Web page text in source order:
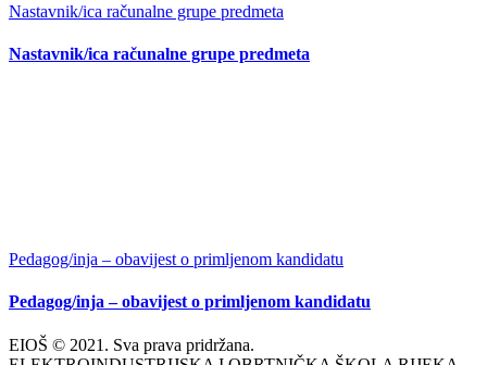
Nastavnik/ica računalne grupe predmeta
Nastavnik/ica računalne grupe predmeta
Pedagog/inja – obavijest o primljenom kandidatu
Pedagog/inja – obavijest o primljenom kandidatu
EIOŠ © 2021. Sva prava pridržana.